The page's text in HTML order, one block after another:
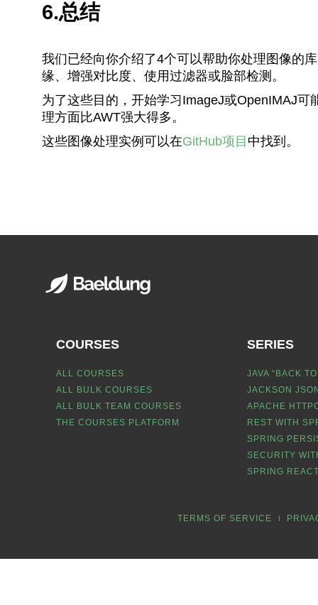
6.总结
我们已经向你介绍了4个可以帮助你处理图像的
缘、增强对比度、使用过滤器或脸部检测。
为了这些目的，开始学习ImageJ或OpenIMAJ
理方面比AWT强大得多。
这些图像处理实例可以在GitHub项目 中找到。
COURSES
ALL COURSES
ALL BULK COURSES
ALL BULK TEAM COURSES
THE COURSES PLATFORM
SERIES
JAVA “BACK
JACKSON
APACHE
REST WITH
SPRING
SECURITY
SPRING
TERMS OF SERVICE